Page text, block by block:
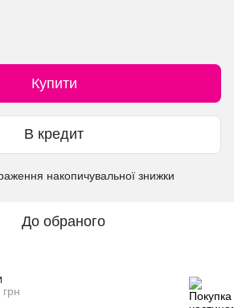
Купити
В кредит
накопичувальної знижки
До обраного